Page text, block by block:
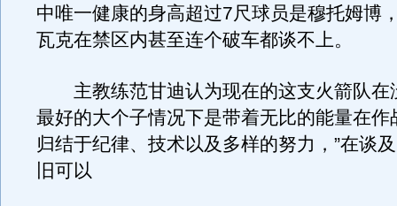
中唯一健康的身高超过7尺球员是穆托姆博
瓦克在禁区内甚至连个破车都谈不上。
主教练范甘迪认为现在的这支火箭队在
最好的大个子情况下是带着无比的能量在作
归结于纪律、技术以及多样的努力，”在谈
旧可以